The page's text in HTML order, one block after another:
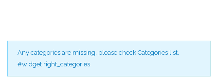
Any categories are missing, please check Categories list,
#widget right_categories